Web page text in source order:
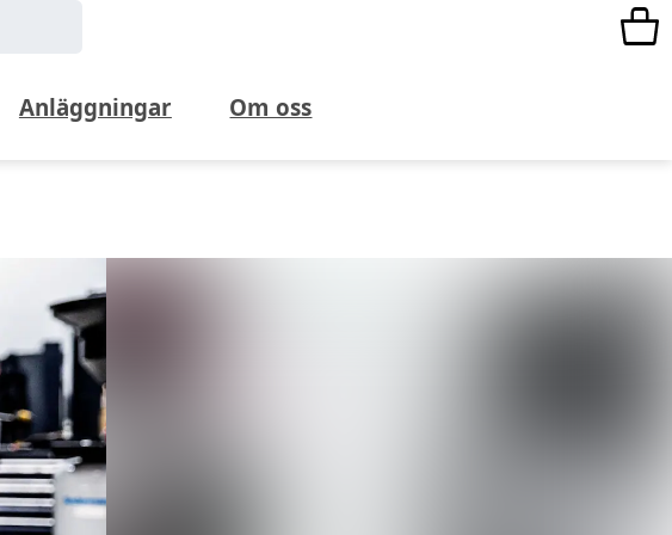
Anläggningar Om oss